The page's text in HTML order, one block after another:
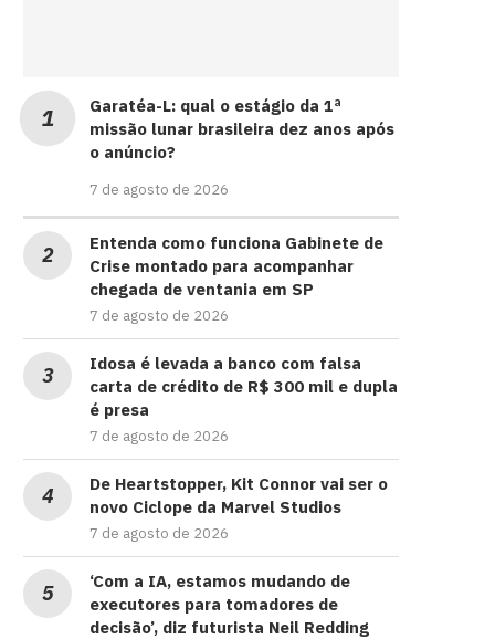
Garatéa-L: qual o estágio da 1ª
missão lunar brasileira dez anos após
o anúncio?
7 de agosto de 2026
Entenda como funciona Gabinete de
Crise montado para acompanhar
chegada de ventania em SP
7 de agosto de 2026
Idosa é levada a banco com falsa
carta de crédito de R$ 300 mil e dupla
é presa
7 de agosto de 2026
De Heartstopper, Kit Connor vai ser o
novo Ciclope da Marvel Studios
7 de agosto de 2026
‘Com a IA, estamos mudando de
executores para tomadores de
decisão’, diz futurista Neil Redding